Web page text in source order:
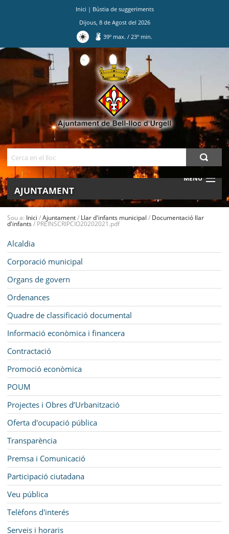
Inici | Bústia de suggeriments
Dijous, 8de Agostdel 2026
39º max./ 23º min.
MENU
AJUNTAMENT
BELL-LLOC SOLUCIONA
Sou a: Inici /Ajuntament/ Llar d'infants municipal / Documentació llar
d'infants/ PREINSCRIPCIO20202021.pdf
Alcaldia
Corporació municipal
Organs de govern
Ordenances
Quadre de classificació documental
Informació econòmica i financera
Contractació
Promoció econòmica
POUM
Projectes i Obres d’Urbanització
Oferta d'ocupació pública
Transparència
Premsa i Comunicació
Participació ciutadana
Veu pública
Telèfons d'interés
Serveis i horaris